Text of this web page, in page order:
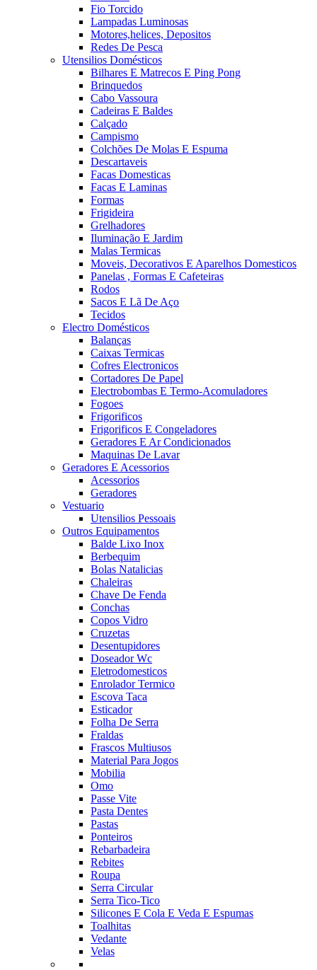
Fio Torcido
Lampadas Luminosas
Motores,helices, Depositos
Redes De Pesca
Utensilios Domésticos
Bilhares E Matrecos E Ping Pong
Brinquedos
Cabo Vassoura
Cadeiras E Baldes
Calçado
Campismo
Colchões De Molas E Espuma
Descartaveis
Facas Domesticas
Facas E Laminas
Formas
Frigideira
Grelhadores
Iluminação E Jardim
Malas Termicas
Moveis, Decorativos E Aparelhos Domesticos
Panelas , Formas E Cafeteiras
Rodos
Sacos E Lã De Aço
Tecidos
Electro Domésticos
Balanças
Caixas Termicas
Cofres Electronicos
Cortadores De Papel
Electrobombas E Termo-Acomuladores
Fogoes
Frigorificos
Frigorificos E Congeladores
Geradores E Ar Condicionados
Maquinas De Lavar
Geradores E Acessorios
Acessorios
Geradores
Vestuario
Utensilios Pessoais
Outros Equipamentos
Balde Lixo Inox
Berbequim
Bolas Natalicias
Chaleiras
Chave De Fenda
Conchas
Copos Vidro
Cruzetas
Desentupidores
Doseador Wc
Eletrodomesticos
Enrolador Termico
Escova Taca
Esticador
Folha De Serra
Fraldas
Frascos Multiusos
Material Para Jogos
Mobilia
Omo
Passe Vite
Pasta Dentes
Pastas
Ponteiros
Rebarbadeira
Rebites
Roupa
Serra Circular
Serra Tico-Tico
Silicones E Cola E Veda E Espumas
Toalhitas
Vedante
Velas